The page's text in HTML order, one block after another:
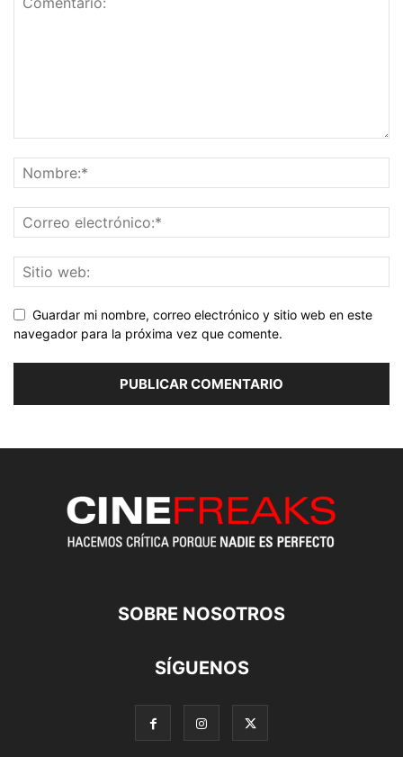
Guardar mi nombre, correo electrónico y sitio web en este
navegador para la próxima vez que comente.
SOBRE NOSOTROS
SÍGUENOS